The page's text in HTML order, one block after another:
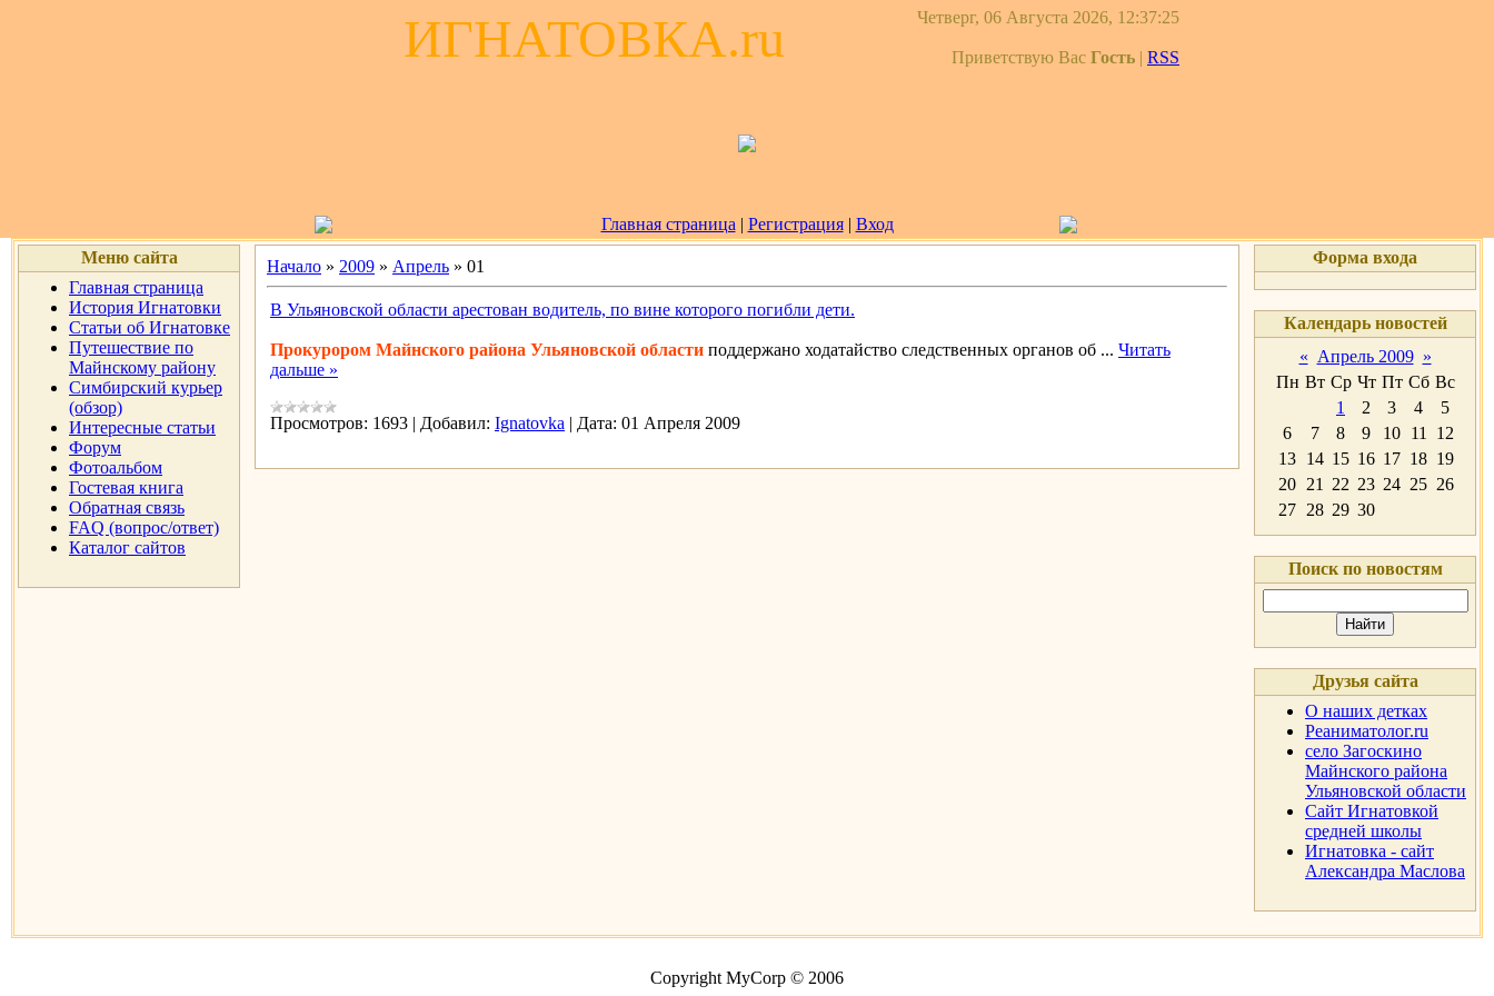
ИГНАТОВКА.ru Четверг, 06 Августа 2026, 12:37:25
Приветствую Вас Гость | RSS
Главная страница | Регистрация| Вход
Меню сайта
Главная страница
История Игнатовки
Статьи об Игнатовке
Путешествие по
Майнскому району
Симбирский курьер
(обзор)
Интересные статьи
Форум
Фотоальбом
Гостевая книга
Обратная связь
FAQ (вопрос/ответ)
Каталог сайтов
Начало » 2009 » Апрель » 01
В Ульяновской области арестован водитель, по вине которого погибли дети.
Прокурором Майнского района Ульяновской области поддержано ходатайство следственных органов об ... Читать
дальше »
Просмотров: 1693 | Добавил: Ignatovka | Дата: 01 Апреля 2009
Форма входа
Календарь новостей
« Апрель 2009 »
Пн Вт Ср Чт Пт Сб Вс
1
2 3 4
5
6
7 8 9 10 11
12
13 14 15 16 17 18 19
20 21 22 23 24 25 26
27 28 29 30
Поиск по новостям
Друзья сайта
О наших детках
Реаниматолог.ru
село Загоскино
Майнского района
Ульяновской области
Сайт Игнатовкой
средней школы
Игнатовка - сайт
Александра Маслова
Copyright MyCorp © 2006